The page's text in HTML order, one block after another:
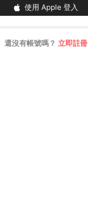
使用 Apple 登入
還沒有帳號嗎？ 立即註冊